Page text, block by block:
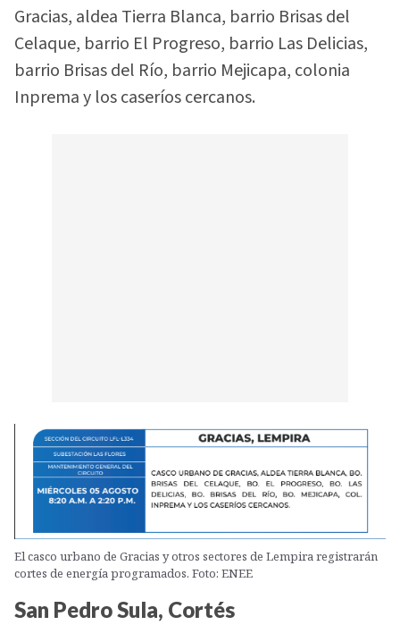
Gracias, aldea Tierra Blanca, barrio Brisas del
Celaque, barrio El Progreso, barrio Las Delicias,
barrio Brisas del Río, barrio Mejicapa, colonia
Inprema y los caseríos cercanos.
El casco urbano de Gracias y otros sectores de Lempira registrarán
cortes de energía programados. Foto: ENEE
San Pedro Sula, Cortés